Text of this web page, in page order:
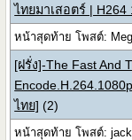
ไทยมาเสอตร์ | H264
หน้าสุดท้าย โพสต์:
[ฝรั่ง]-The Fast And
ไทย] (2)
หน้าสุดท้าย โพสต์: